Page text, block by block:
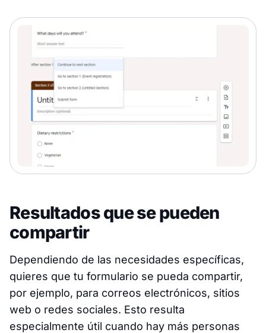
Resultados que se pueden
compartir
Dependiendo de las necesidades específicas,
quieres que tu formulario se pueda compartir,
por ejemplo, para correos electrónicos, sitios
web o redes sociales. Esto resulta
especialmente útil cuando hay más personas